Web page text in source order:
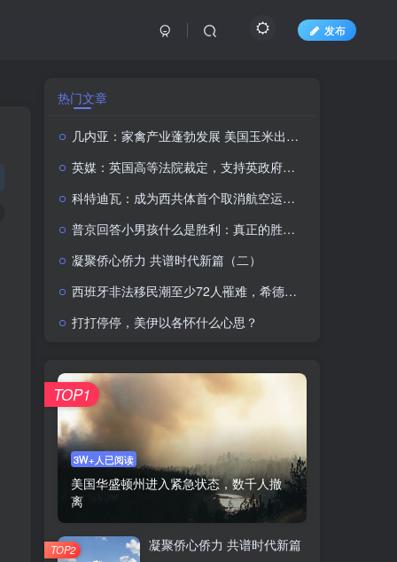
发布
热门文章
几内亚：家禽产业蓬勃发展 美国玉米出口商盯上西非市场
英媒：英国高等法院裁定，支持英政府通过中国驻英国使馆新馆舍规划审批的决定
科特迪瓦：成为西共体首个取消航空运输税的成员国
普京回答小男孩什么是胜利：真正的胜利在于战胜自我，此前还有小男孩称他还是在电视上看起来更高
凝聚侨心侨力 共谱时代新篇（二）
西班牙非法移民潮至少72人罹难，希德意等22国领导人签署联名信
打打停停，美伊以各怀什么心思？
3W+人已阅读
美国华盛顿州进入紧急状态，数千人撤
离
TOP1
凝聚侨心侨力 共谱时代新篇
TOP2